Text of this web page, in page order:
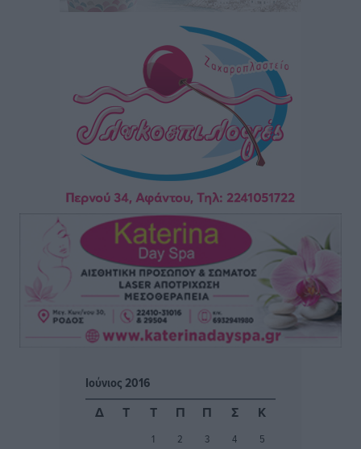
Αθλητικά• πριν 12 ώρες
Άρης Αρχαγγέλου: Στο πλευρό του άτυχου Ιάκωβου
• πριν 12 ώρες
Φοίβος: Η μεγάλη επιστροφή του Μπρένο Σαλβατιέρα
πριν 12 ώρες
Κλεάνθης: Έτοιμες οι κάρτες διαρκείας της νέας
σεζόν
Αθλητικά πριν 12 ώρες
Ατρόμητος Διμυλιάς: Ο Μαργαρίτης και μία
αδιαπραγμάτευτη φιλοσοφία
Αθλητικά• πριν 12 ώρες
Παπαεμμανουήλ
πριν 13 ώρες
Ιούνιος 2016
Δ
Τ Τ Π Π Σ Κ
1 2 3 4
5